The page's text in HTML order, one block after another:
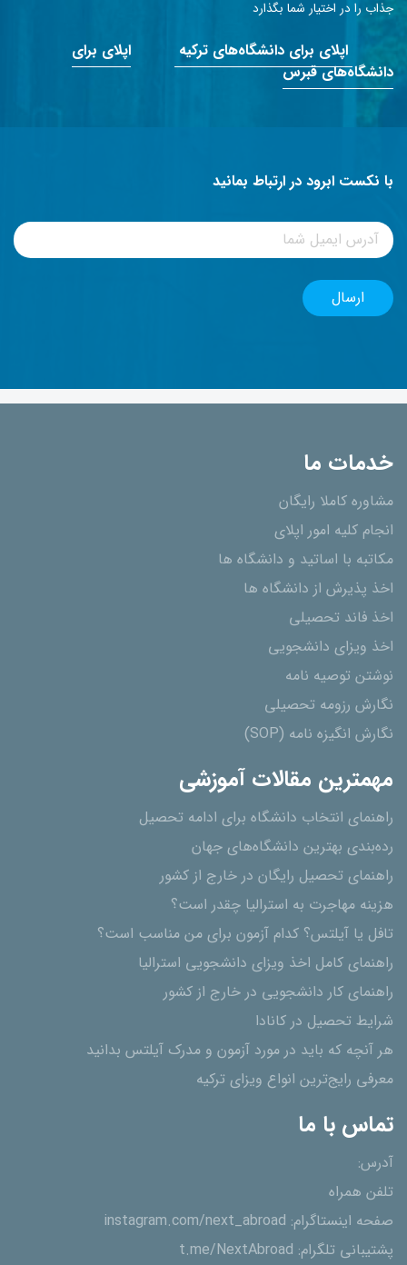
جذاب را در اختیار شما بگذارد
اپلای برای دانشگاه‌های ترکیه
اپلای برای
دانشگاه‌های قبرس
با نکست ابرود در ارتباط بمانید
خدمات ما
مشاوره کاملا رایگان
انجام کلیه امور اپلای
مکاتبه با اساتید و دانشگاه ها
اخذ پذیرش از دانشگاه ھا
اخذ فاند تحصیلی
اخذ ویزای دانشجویی
نوشتن توصیه نامه
نگارش رزومه تحصیلی
نگارش انگیزه نامه (SOP)
مهمترین مقالات آموزشی
راهنمای انتخاب دانشگاه برای ادامه تحصیل
رده‌بندی بهترین دانشگاه‌های جهان
راهنمای تحصیل رایگان در خارج از کشور
هزینه مهاجرت به استرالیا چقدر است؟
تافل یا آیلتس؟ کدام آزمون برای من مناسب است؟
راهنمای کامل اخذ ویزای دانشجویی استرالیا
راهنمای کار دانشجویی در خارج از کشور
شرایط تحصیل در کانادا
هر آنچه که باید در مورد آزمون و مدرک آیلتس بدانید
معرفی رایج‌ترین انواع ویزای ترکیه
تماس با ما
آدرس:
تلفن همراه
صفحه اینستاگرام: instagram.com/next_abroad
پشتیبانی تلگرام: t.me/NextAbroad